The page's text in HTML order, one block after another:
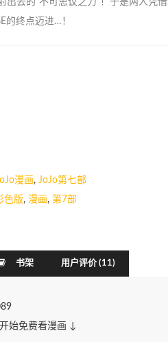
的终点迈进…！
漫画, JoJo第七部
色版, 漫画, 第7部
书架 用户评价 (11)
始免费看漫画 ↓